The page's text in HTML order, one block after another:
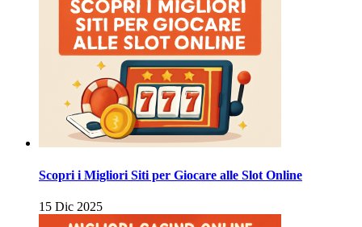
Scopri i Migliori Siti per Giocare alle Slot Online
15 Dic 2025